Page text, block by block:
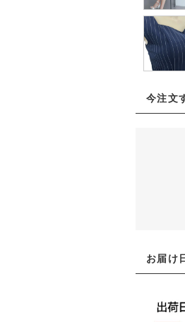
今注文
お届け